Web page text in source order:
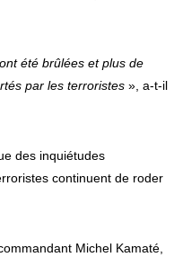
été brûlées et plus de
par les terroristes», a-t-il
des inquiétudes
continuent de roder
Michel Kamaté,